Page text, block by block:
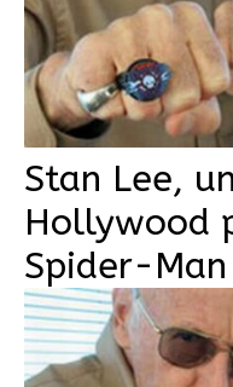
Stan Lee,
Hollywood
Spider-Man